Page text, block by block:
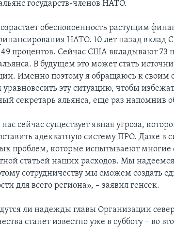
государств-членов НАТО.
обеспокоенность растущим
НАТО. 10 лет назад вклад
49 процентов. Сейчас США вкладывают 73
В будущем это может стать
Именно поэтому я обращаюсь к своим
эту ситуацию, чтобы
секретарь альянса, еще раз напомнив
нас сейчас существует явная угроза,
адекватную систему ПРО. Даже в
проблем, которые испытываеют многие
статьей наших расходов. Мы
сотрудничеству мы сможем создать
для всего региона», – заявил генсек.
ли надежды главы Организации
станет известно уже в субботу – во